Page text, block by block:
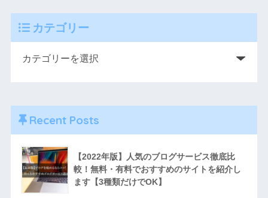
カテゴリー
Recent Posts
【2022年版】人気のブログサービス徹底比
較！無料・有料でおすすめのサイトを紹介し
ます【3種類だけでOK】